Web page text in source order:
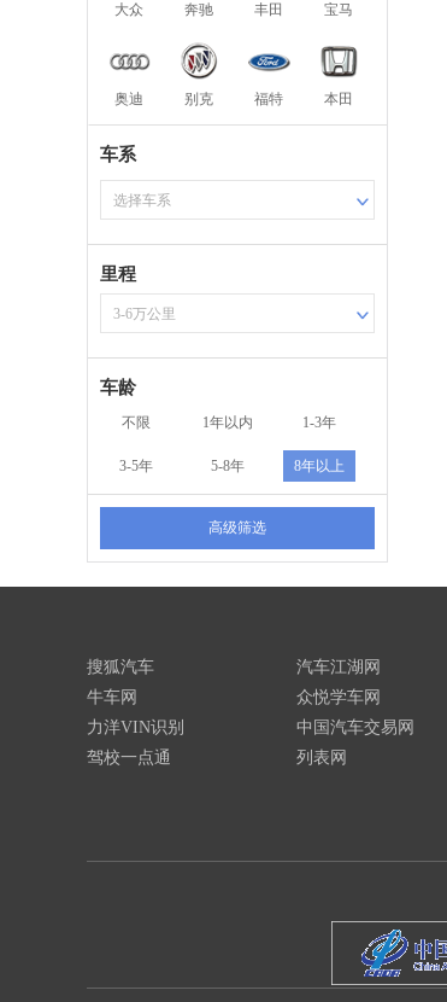
大众 奔驰 丰田 宝马
奥迪 别克 福特 本田
车系
选择车系
里程
3-6万公里
车龄
不限 1年以内 1-3年
3-5年 5-8年 8年以上
高级筛选
搜狐汽车
牛车网
力洋VIN识别
驾校一点通
汽车江湖网
众悦学车网
中国汽车交易网
列表网